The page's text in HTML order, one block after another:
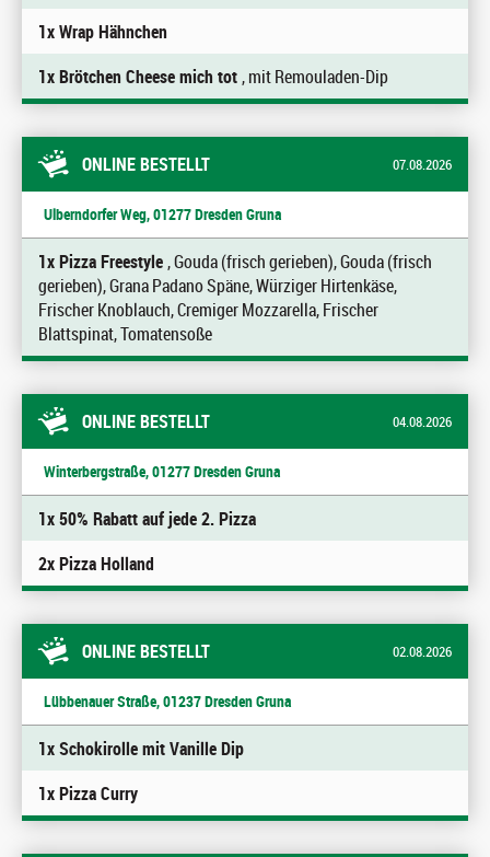
1x Wrap Hähnchen
1x Brötchen Cheese mich tot, mit Remouladen-Dip
ONLINE BESTELLT 07.08.2026
Ulberndorfer Weg, 01277 Dresden Gruna
1x Pizza Freestyle, Gouda (frisch gerieben), Gouda (frisch
gerieben), Grana Padano Späne, Würziger Hirtenkäse,
Frischer Knoblauch, Cremiger Mozzarella, Frischer
Blattspinat, Tomatensoße
ONLINE BESTELLT 04.08.2026
Winterbergstraße, 01277 Dresden Gruna
1x 50% Rabatt auf jede 2. Pizza
2x Pizza Holland
ONLINE BESTELLT 02.08.2026
Lübbenauer Straße, 01237 Dresden Gruna
1x Schokirolle mit Vanille Dip
1x Pizza Curry